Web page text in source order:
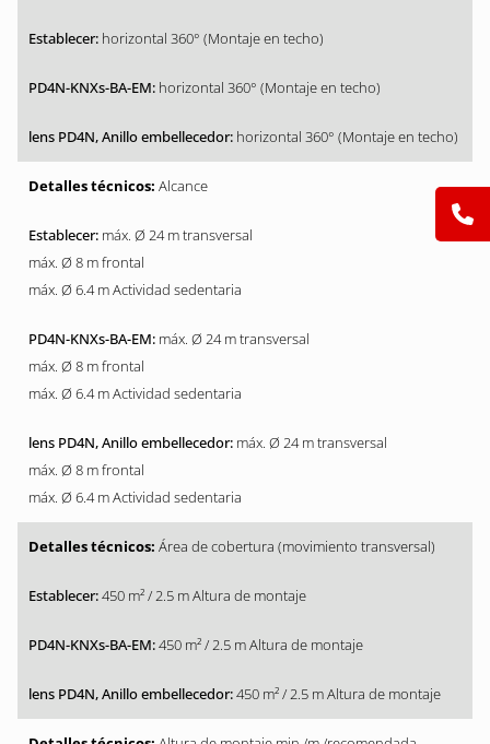
horizontal 360° (Montaje en techo)
horizontal 360° (Montaje en techo)
horizontal 360° (Montaje en techo)
Alcance
máx. Ø 24 m transversal
máx. Ø 8 m frontal
máx. Ø 6.4 m Actividad sedentaria
máx. Ø 24 m transversal
máx. Ø 8 m frontal
máx. Ø 6.4 m Actividad sedentaria
máx. Ø 24 m transversal
máx. Ø 8 m frontal
máx. Ø 6.4 m Actividad sedentaria
Área de cobertura (movimiento transversal)
450 m² / 2.5 m Altura de montaje
450 m² / 2.5 m Altura de montaje
450 m² / 2.5 m Altura de montaje